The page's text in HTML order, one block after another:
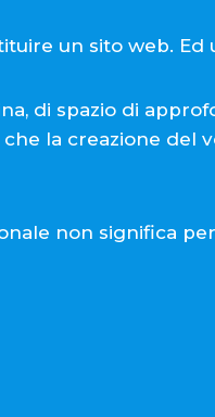
un sito web.
di spazio di
la creazione
non significa